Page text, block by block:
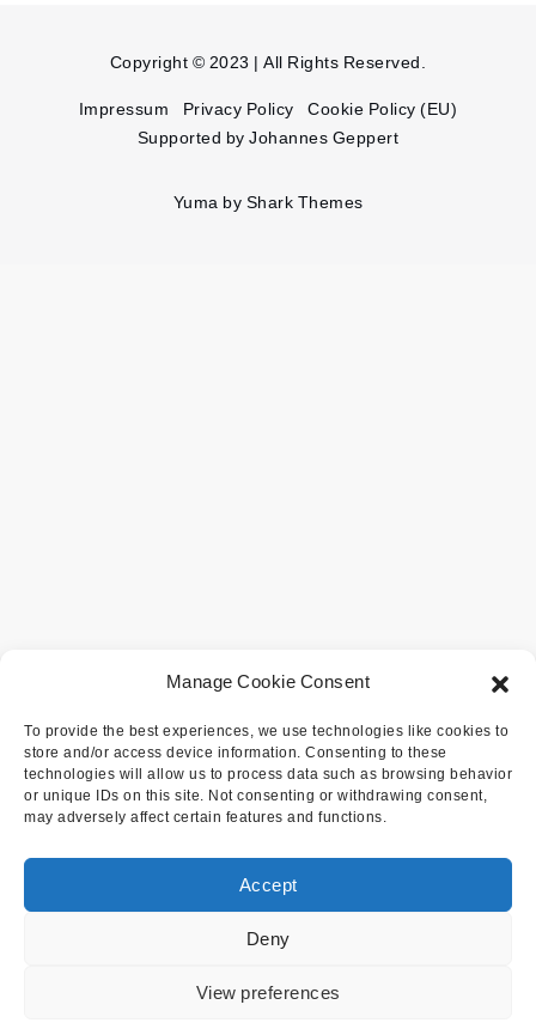
Manage Cookie Consent
To provide the best experiences, we use technologies like cookies to
store and/or access device information. Consenting to these
technologies will allow us to process data such as browsing behavior
or unique IDs on this site. Not consenting or withdrawing consent,
may adversely affect certain features and functions.
Accept
Deny
View preferences
Copyright © 2023 | All Rights Reserved.
Impressum Privacy Policy
Cookie Policy (EU)
Supported by Johannes Geppert
Yuma by Shark Themes